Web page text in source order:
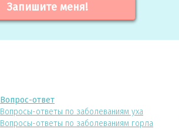
Запишите меня!
Вопрос-ответ
Вопросы-ответы по заболеваниям уха
Вопросы-ответы по заболеваниям горла